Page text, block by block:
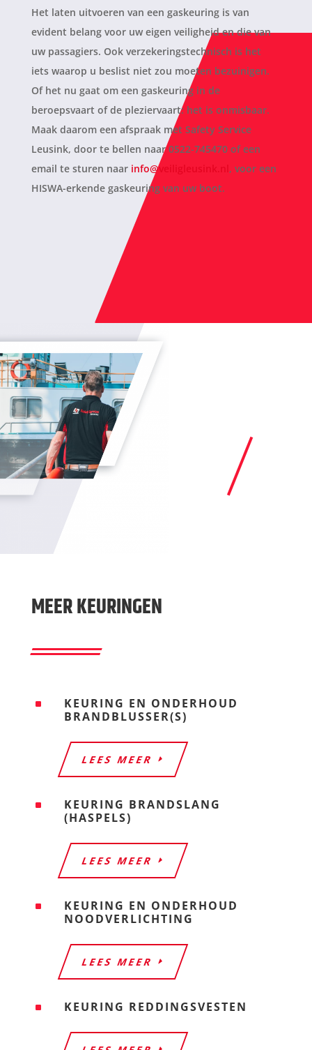
Het laten uitvoeren van een gaskeuring is van
evident belang voor uw eigen veiligheid en die van
uw passagiers. Ook verzekeringstechnisch is het
iets waarop u beslist niet zou moeten bezuinigen.
Of het nu gaat om een gaskeuring in de
beroepsvaart of de pleziervaart: het is onmisbaar.
Maak daarom een afspraak met Safety Service
Leusink, door te bellen naar 0522-745470 of een
email te sturen naar info@veiligleusink.nl , voor een
HISWA-erkende gaskeuring van uw boot.
MEER KEURINGEN
^
KEURING EN ONDERHOUD
BRANDBLUSSER(S)
LEES MEER
^
KEURING BRANDSLANG
(HASPELS)
LEES MEER
^
KEURING EN ONDERHOUD
NOODVERLICHTING
LEES MEER
^ KEURING REDDINGSVESTEN